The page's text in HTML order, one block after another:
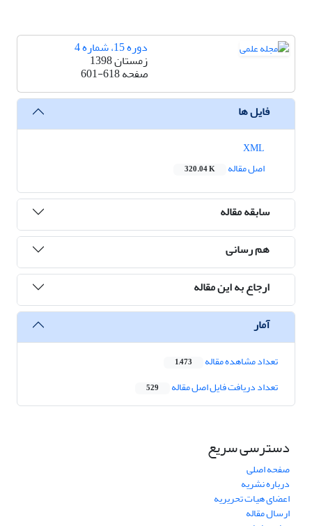
دوره 15، شماره 4
زمستان 1398
صفحه601-618
فایل ها
اصل مقاله
320.04 K
سابقه مقاله
هم رسانی
ارجاع به این مقاله
آمار
تعداد مشاهده مقاله 1,473
تعداد دریافت فایل اصل مقاله 529
دسترسی سریع
صفحه اصلی
درباره نشریه
اعضای هیات تحریریه
ارسال مقاله